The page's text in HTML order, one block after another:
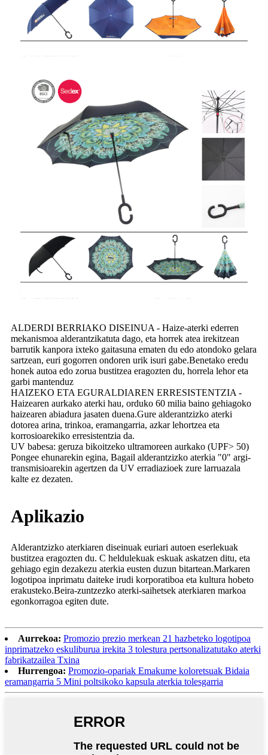
ALDERDI BERRIAKO DISEINUA - Haize-aterki ederren
mekanismoa alderantzikatuta dago, eta horrek atea irekitzean
barrutik kanpora ixteko gaitasuna ematen du edo atondoko gelara
sartzean, euri gogorren ondoren urik isuri gabe.Benetako eredu
honek autoa edo zorua bustitzea eragozten du, horrela lehor eta
garbi mantenduz
HAIZEKO ETA EGURALDIAREN ERRESISTENTZIA -
Haizearen aurkako aterki hau, orduko 60 milia baino gehiagoko
haizearen abiadura jasaten duena.Gure alderantzizko aterki
dotorea arina, trinkoa, eramangarria, azkar lehortzea eta
korrosioarekiko erresistentzia da.
UV babesa: geruza bikoitzeko ultramoreen aurkako (UPF> 50)
Pongee ehunarekin egina, Bagail alderantzizko aterkia "0" argi-
transmisioarekin agertzen da UV erradiazioek zure larruazala
kalte ez dezaten.
Aplikazio
Alderantzizko aterkiaren diseinuak euriari autoen eserlekuak
bustitzea eragozten du. C heldulekuak eskuak askatzen ditu, eta
gehiago egin dezakezu aterkia eusten duzun bitartean.Markaren
logotipoa inprimatu daiteke irudi korporatiboa eta kultura hobeto
erakusteko.Beira-zuntzezko aterki-saihetsek aterkiaren markoa
egonkorragoa egiten dute.
Aurrekoa: Promozio prezio merkean 21 hazbeteko logotipoa
inprimatzeko eskuliburua irekita 3 tolestura pertsonalizatutako aterki
fabrikatzailea Txina
Hurrengoa: Promozio-opariak Emakume koloretsuak Bidaia
eramangarria 5 Mini poltsikoko kapsula aterkia tolesgarria